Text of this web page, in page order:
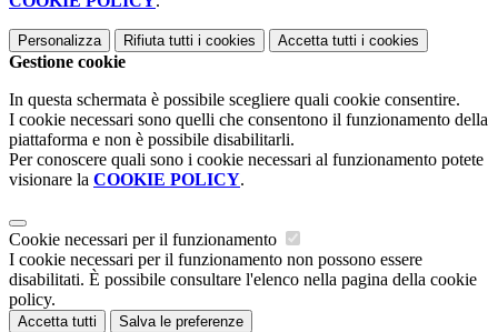
Personalizza Rifiuta tutti i cookies Accetta tutti i cookies
Gestione cookie
In questa schermata è possibile scegliere quali cookie consentire.
I cookie necessari sono quelli che consentono il funzionamento della
piattaforma e non è possibile disabilitarli.
Per conoscere quali sono i cookie necessari al funzionamento potete
visionare la COOKIE POLICY.
Cookie necessari per il funzionamento
I cookie necessari per il funzionamento non possono essere
disabilitati. È possibile consultare l'elenco nella pagina della cookie
policy.
Accetta tutti Salva le preferenze